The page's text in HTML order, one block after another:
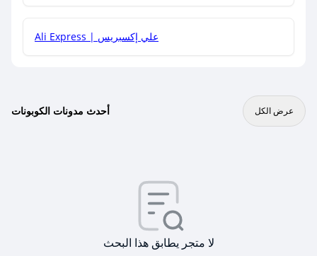
Ali Express | علي إكسبريس
أحدث مدونات الكوبونات عرض الكل
لا متجر يطابق هذا البحث